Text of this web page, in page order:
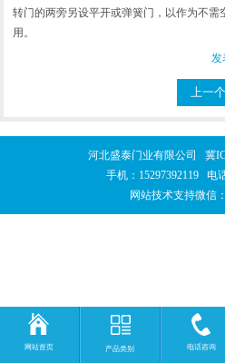
转门的两旁另设平开或弹簧门，以作为不需
用。
发
上一个
河北盛泰门业有限公司 冀
手机： 15297392119 电
网站技术支持微信
网站首页 产品类别 电话咨询